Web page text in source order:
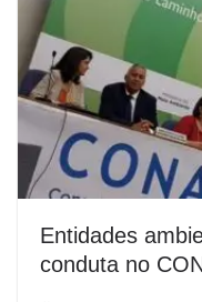
Entidades
conduta no